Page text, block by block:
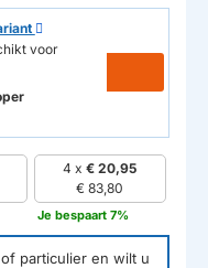
voor
4 x€ 20,95
€ 83,80
Je bespaart 7%
particulier en wilt u